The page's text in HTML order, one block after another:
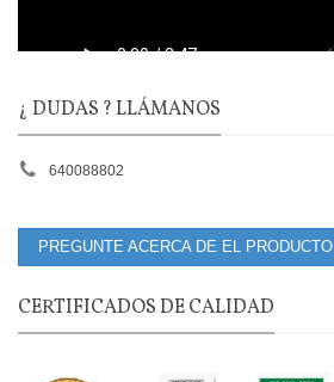
¿ DUDAS ? LLÁMANOS
640088802
PREGUNTE ACERCA DE EL PRODUCTO
CERTIFICADOS DE CALIDAD